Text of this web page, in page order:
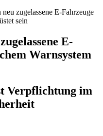
zugelassene E-Fahrzeuge
sein
E-
Warnsystem
Verpflichtung im